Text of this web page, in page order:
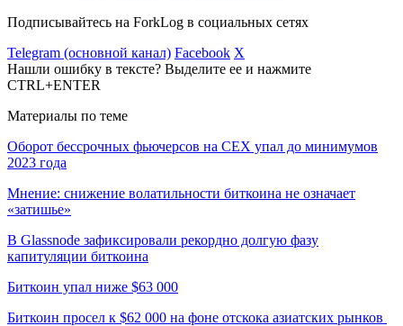
Подписывайтесь на ForkLog в социальных сетях
Telegram (основной канал) Facebook X
Нашли ошибку в тексте? Выделите ее и нажмите
CTRL+ENTER
Материалы по теме
Оборот бессрочных фьючерсов на CEX упал до минимумов
2023 года
Мнение: снижение волатильности биткоина не означает
«затишье»
В Glassnode зафиксировали рекордно долгую фазу
капитуляции биткоина
Биткоин упал ниже $63 000
Биткоин просел к $62 000 на фоне отскока азиатских рынков